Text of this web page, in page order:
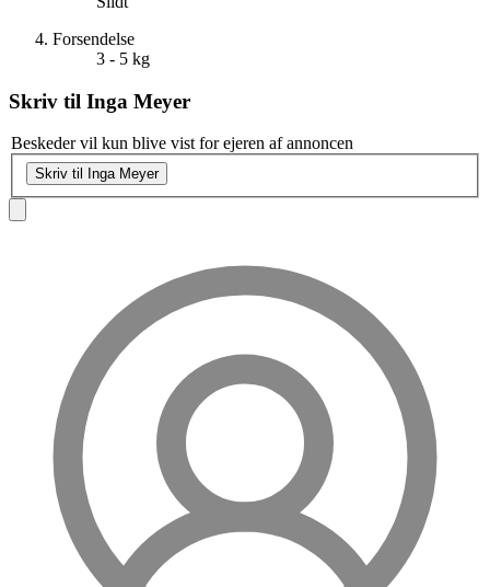
Forsendelse
3 - 5 kg
Skriv til Inga Meyer
Beskeder vil kun blive vist for ejeren af annoncen
Skriv til Inga Meyer